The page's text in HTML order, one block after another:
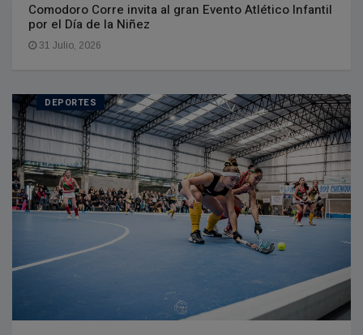
Comodoro Corre invita al gran Evento Atlético Infantil
por el Día de la Niñez
31 Julio, 2026
DEPORTES